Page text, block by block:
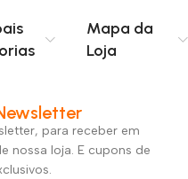
Mapa da
Loja
para receber em
nossa loja. E cupons de